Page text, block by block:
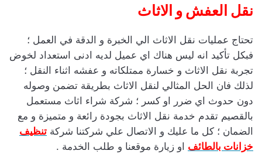
نقل العفش و الاثاث
تحتاج عمليات نقل الاثاث الي الخبرة و الدقة في العمل ؛
فبكل تأكيد انه ليس هناك اي عميل لديه ادنى استعداد لخوض
تجربة نقل الاثاث و خسارة ممتلكاته و عفشه اثناء النقل ؛
لذلك فان الحل المثالي لنقل الاثاث بطريقة تضمن وصوله
دون حدوث اي ضرر او كسر ؛ شركة شراء اثاث مستعمل
بالقصيم تقدم خدمة نقل الاثاث بجودة رائعة و متميزة و مع
الضمان ؛ كل ما عليك و الاتصال علي شركتنا شركة تنظيف
خزانات بالطائف او زيارة موقعنا و طلب الخدمة .